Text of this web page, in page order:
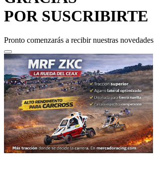
POR SUSCRIBIRTE
Pronto comenzarás a recibir nuestras novedades